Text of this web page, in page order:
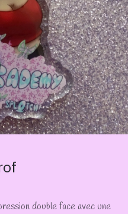
double face avec une